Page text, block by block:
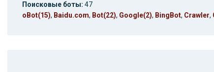
Поисковые боты: 47
oBot(15), Baidu.com, Bot(22), Google(2), BingBot, Crawler,